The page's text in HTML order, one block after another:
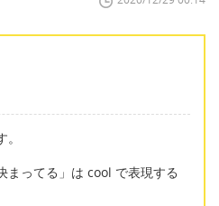
まってる」は cool で表現する